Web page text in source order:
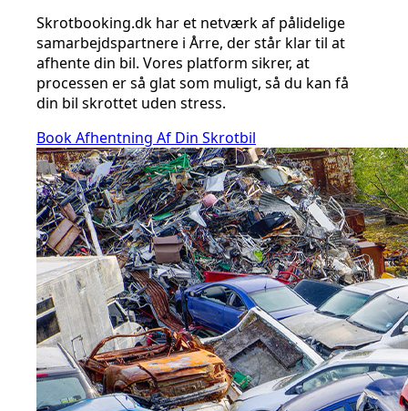
Skrotbooking.dk har et netværk af pålidelige
samarbejdspartnere i Årre, der står klar til at
afhente din bil. Vores platform sikrer, at
processen er så glat som muligt, så du kan få
din bil skrottet uden stress.
Book Afhentning Af Din Skrotbil